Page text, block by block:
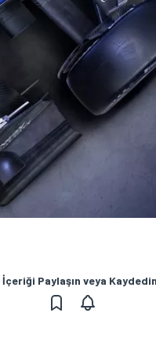
İçeriği Paylaşın veya Kaydedin